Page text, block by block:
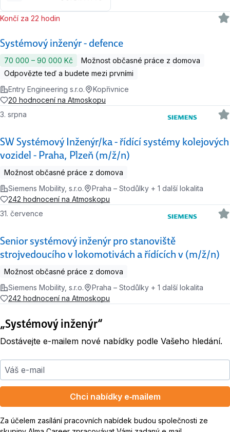
Systémový inženýr - defence
Končí za 22 hodin
70 000 ‍–‍ 90 000 Kč
Možnost občasné práce z domova
Odpovězte teď a budete mezi prvními
Entry Engineering s.r.o.
Kopřivnice
20 hodnocení na Atmoskopu
SW Systémový Inženýr/ka - řídící systémy kolejových
vozidel - Praha, Plzeň (m/ž/n)
3. srpna
Možnost občasné práce z domova
Siemens Mobility, s.r.o.
Praha – Stodůlky + 1 další lokalita
242 hodnocení na Atmoskopu
Senior systémový inženýr pro stanoviště
strojvedoucího v lokomotivách a řídících v (m/ž/n)
31. července
Možnost občasné práce z domova
Siemens Mobility, s.r.o.
Praha – Stodůlky + 1 další lokalita
242 hodnocení na Atmoskopu
„Systémový inženýr“
Dostávejte e-mailem nové nabídky podle Vašeho hledání.
Váš e-mail
Chci nabídky e‑mailem
Za účelem zasílání pracovních nabídek budou společnosti ze